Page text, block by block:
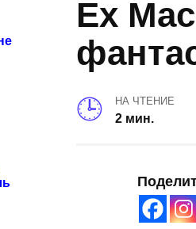
Ex
НА ЧТЕНИЕ
2 мин.